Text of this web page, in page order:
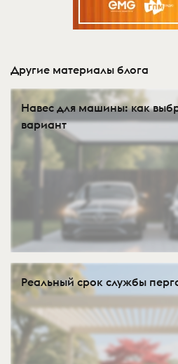
Другие материалы блога
Навес для машины: как
вариант
Реальный срок службы